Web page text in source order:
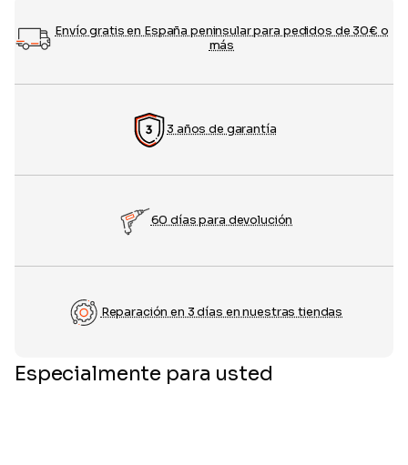
Envío gratis en España peninsular para pedidos de 30€ o
más
3 años de garantía
60 días para devolución
Reparación en 3 días en nuestras tiendas
Especialmente para usted